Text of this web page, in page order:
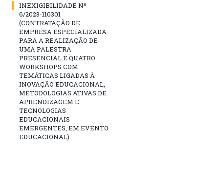
INEXIGIBILIDADE Nº
6/2023-110301
(CONTRATAÇÃO DE
EMPRESA ESPECIALIZADA
PARA A REALIZAÇÃO DE
UMA PALESTRA
PRESENCIAL E QUATRO
WORKSHOPS COM
TEMÁTICAS LIGADAS À
INOVAÇÃO EDUCACIONAL,
METODOLOGIAS ATIVAS DE
APRENDIZAGEM E
TECNOLOGIAS
EDUCACIONAIS
EMERGENTES, EM EVENTO
EDUCACIONAL)